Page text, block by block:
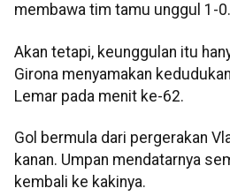
membawa tim tamu unggul 1-0.
Akan tetapi, keunggulan itu
Girona menyamakan
Lemar pada menit ke-62.
Gol bermula dari pergerakan
kanan. Umpan mendatarnya
kembali ke kakinya.